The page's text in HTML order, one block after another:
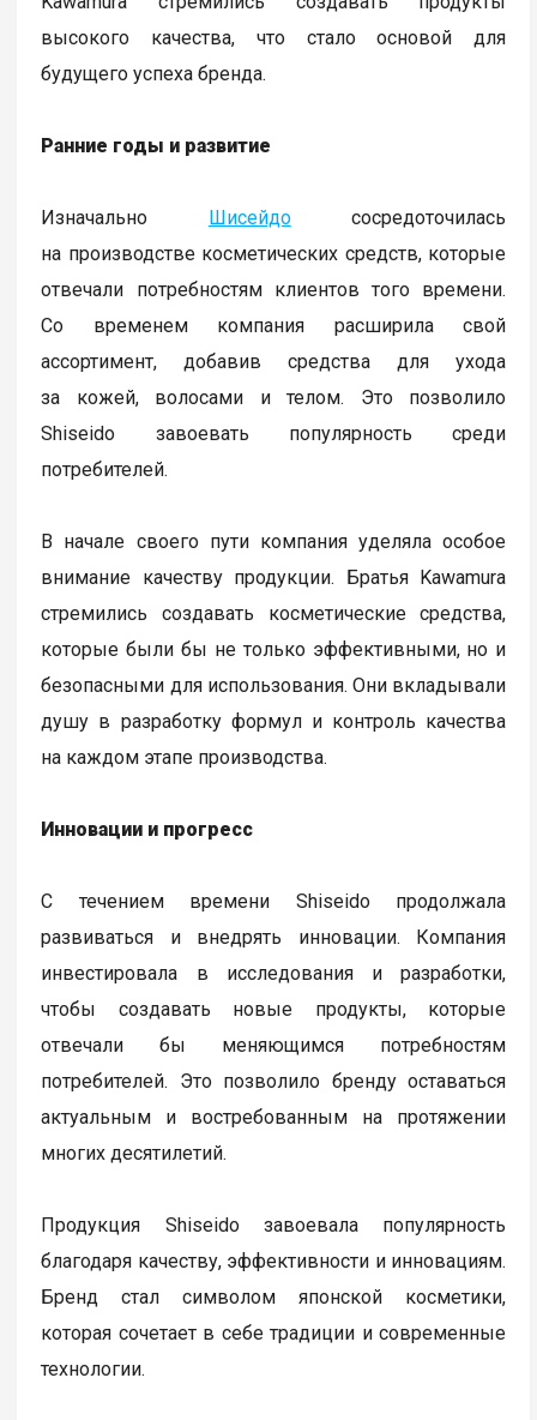
высокого качества, что стало основой для
будущего успеха бренда.
Ранние годы и развитие
Изначально Шисейдососредоточилась
на производстве косметических средств, которые
отвечали потребностям клиентов того времени.
Со временем компания расширила свой
ассортимент, добавив средства для ухода
за кожей, волосами и телом. Это позволило
Shiseido завоевать популярность среди
потребителей.
В начале своего пути компания уделяла особое
внимание качеству продукции. Братья Kawamura
стремились создавать косметические средства,
которые были бы не только эффективными, но и
безопасными для использования. Они вкладывали
душу в разработку формул и контроль качества
на каждом этапе производства.
Инновации и прогресс
С течением времени Shiseido продолжала
развиваться и внедрять инновации. Компания
инвестировала в исследования и разработки,
чтобы создавать новые продукты, которые
отвечали бы меняющимся потребностям
потребителей. Это позволило бренду оставаться
актуальным и востребованным на протяжении
многих десятилетий.
Продукция Shiseido завоевала популярность
благодаря качеству, эффективности и инновациям.
Бренд стал символом японской косметики,
которая сочетает в себе традиции и современные
технологии.